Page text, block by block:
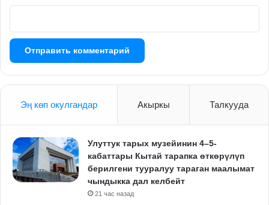
Эң көп окулгандар Акыркы Талкууда
Улуттук тарых музейинин 4–5-
кабаттары Кытай тарапка өткөрүлүп
берилгени тууралуу тараган маалымат
чындыкка дал келбейт
21 час назад